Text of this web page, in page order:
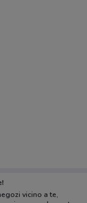
vicino a te,